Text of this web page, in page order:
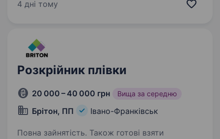
виробництва дитячих вігвамів в Україні.
4 дні тому
Розкрійник плівки
20 000 – 40 000 грн Вища за середню
Брітон, ПП Івано-Франківськ
Повна зайнятість. Також готові взяти